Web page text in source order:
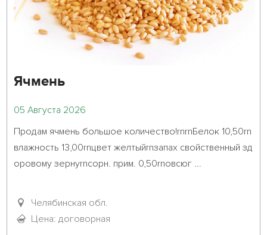
Ячмень
05 Августа 2026
Продам ячмень большое количество!rnrnБелок 10,50rn
влажность 13,00rnцвет желтыйrnзапах свойственный зд
оровому зернуrnсорн. прим. 0,50rnовсюг ...
Челябинская обл.
Цена: договорная